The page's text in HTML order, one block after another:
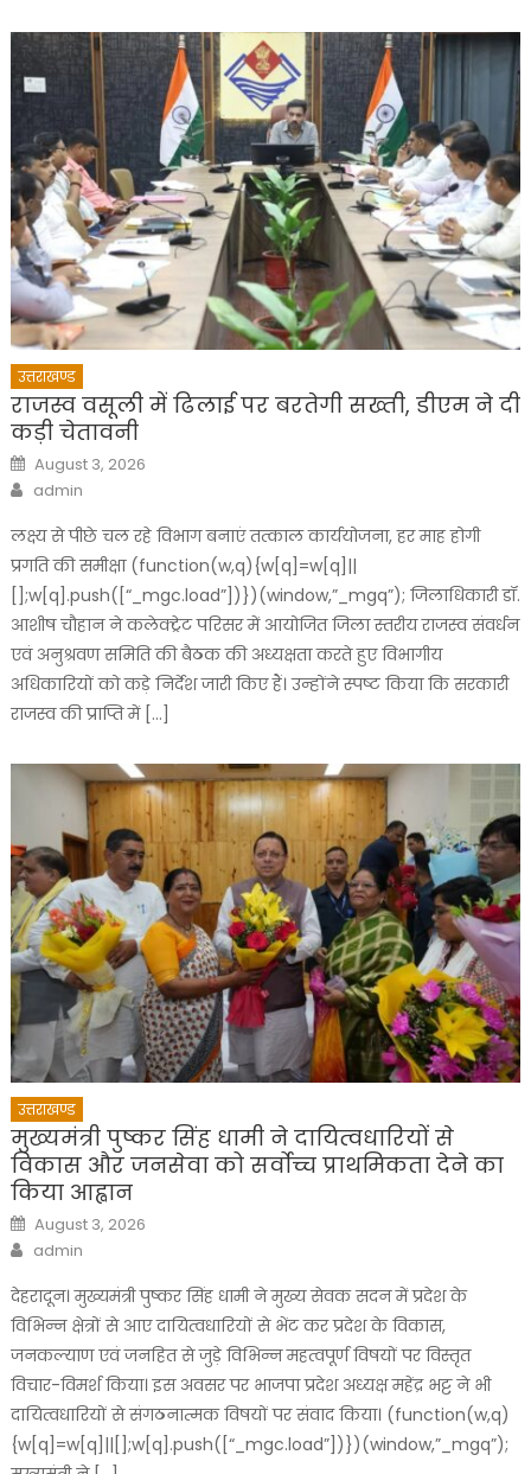
उत्तराखण्ड
राजस्व वसूली में ढिलाई पर बरतेगी सख्ती, डीएम ने दी
कड़ी चेतावनी
Posted
on
August 3, 2026
Author
admin
लक्ष्य से पीछे चल रहे विभाग बनाएं तत्काल कार्ययोजना, हर माह होगी
प्रगति की समीक्षा (function(w,q){w[q]=w[q]||
[];w[q].push([“_mgc.load”])})(window,”_mgq”); जिलाधिकारी डॉ.
आशीष चौहान ने कलेक्ट्रेट परिसर में आयोजित जिला स्तरीय राजस्व संवर्धन
एवं अनुश्रवण समिति की बैठक की अध्यक्षता करते हुए विभागीय
अधिकारियों को कड़े निर्देश जारी किए हैं। उन्होंने स्पष्ट किया कि सरकारी
राजस्व की प्राप्ति में […]
उत्तराखण्ड
मुख्यमंत्री पुष्कर सिंह धामी ने दायित्वधारियों से
विकास और जनसेवा को सर्वोच्च प्राथमिकता देने का
किया आह्वान
Posted
on
August 3, 2026
Author
admin
देहरादून। मुख्यमंत्री पुष्कर सिंह धामी ने मुख्य सेवक सदन में प्रदेश के
विभिन्न क्षेत्रों से आए दायित्वधारियों से भेंट कर प्रदेश के विकास,
जनकल्याण एवं जनहित से जुड़े विभिन्न महत्वपूर्ण विषयों पर विस्तृत
विचार-विमर्श किया। इस अवसर पर भाजपा प्रदेश अध्यक्ष महेंद्र भट्ट ने भी
दायित्वधारियों से संगठनात्मक विषयों पर संवाद किया। (function(w,q)
{w[q]=w[q]||[];w[q].push([“_mgc.load”])})(window,”_mgq”);